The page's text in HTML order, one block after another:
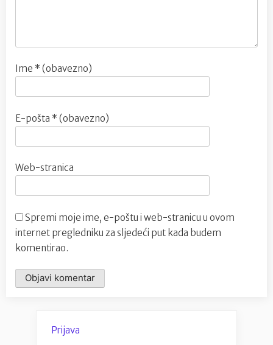
Ime * (obavezno)
E-pošta * (obavezno)
Web-stranica
Spremi moje ime, e-poštu i web-stranicu u ovom
internet pregledniku za sljedeći put kada budem
komentirao.
Prijava